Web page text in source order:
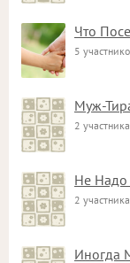
Что
5
Муж-
2
Не Надо
2
Иногда